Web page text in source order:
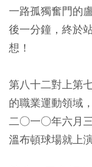
一路孤獨奮門的
後一分鐘，終於
想！
第八十二對上第
的職業運動領域
二○一○年六月
溫布頓球場就上